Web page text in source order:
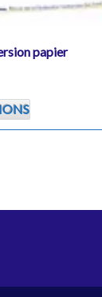
produit
papier
produit
a
options
sur